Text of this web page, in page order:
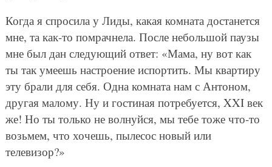
Когда я спросила у Лиды, какая комната достанется
мне, та как-то помрачнела. После небольшой паузы
мне был дан следующий ответ: «Мама, ну вот как
ты так умеешь настроение испортить. Мы квартиру
эту брали для себя. Одна комната нам с Антоном,
другая малому. Ну и гостиная потребуется, XXI век
же! Но ты только не волнуйся, мы тебе тоже что-то
возьмем, что хочешь, пылесос новый или
телевизор?»